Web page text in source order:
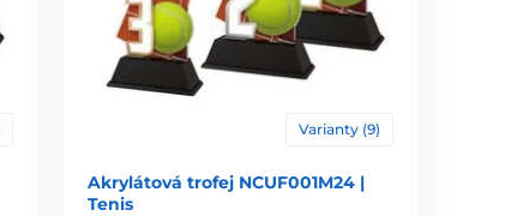
Varianty (9)
Akrylátová trofej NCUF001M24 |
Tenis